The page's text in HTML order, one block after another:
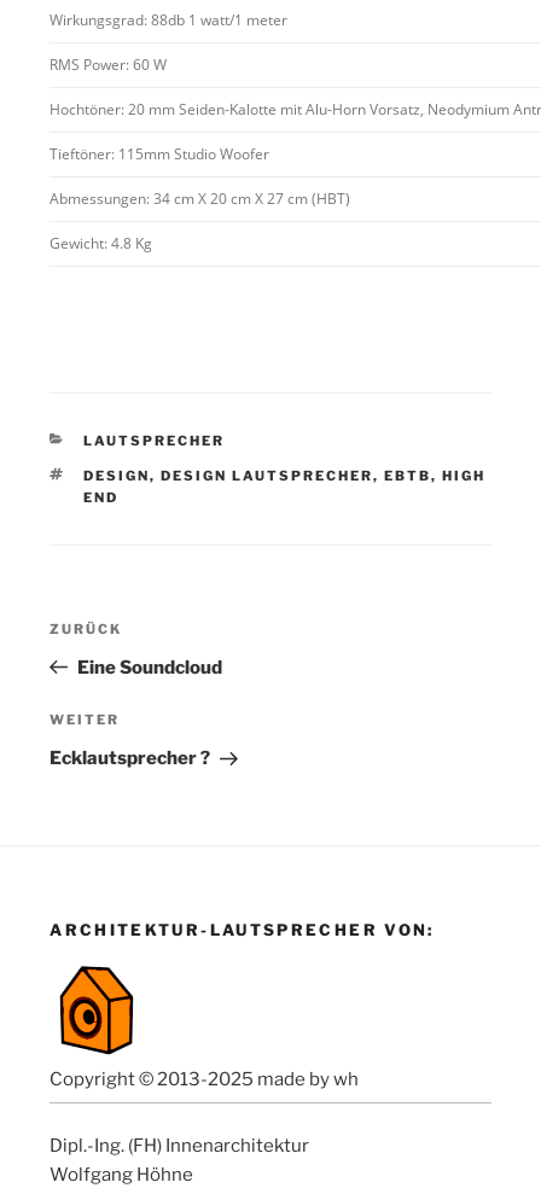
Wirkungsgrad: 88db 1 watt/1 meter
RMS Power: 60 W
Hochtöner: 20 mm Seiden-Kalotte mit Alu-Horn Vorsatz, Neodymium
Tieftöner: 115mm Studio Woofer
Abmessungen: 34 cm X 20 cm X 27 cm (HBT)
Gewicht: 4.8 Kg
KATEGORIEN
LAUTSPRECHER
SCHLAGWÖRTER
DESIGN, DESIGN LAUTSPRECHER, EBTB, HIGH
END
Beitragsnavigation
Vorheriger
Beitrag
ZURÜCK
Eine Soundcloud
Nächster
Beitrag
WEITER
Ecklautsprecher ?
ARCHITEKTUR-LAUTSPRECHER VON:
Copyright © 2013-2025 made by wh
Dipl.-Ing. (FH) Innenarchitektur
Wolfgang Höhne